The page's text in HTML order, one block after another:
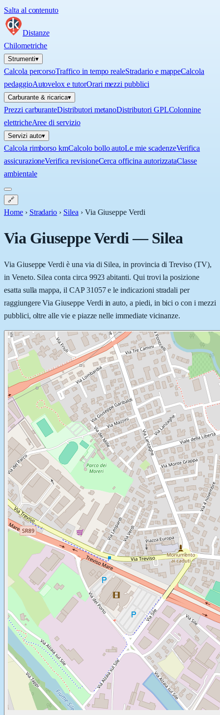
Salta al contenuto
Distanze
Chilometriche
Strumenti▾
Calcola percorsoTraffico in tempo realeStradario e mappeCalcola
pedaggioAutovelox e tutorOrari mezzi pubblici
Carburante & ricarica▾
Prezzi carburanteDistributori metanoDistributori GPLColonnine
elettricheAree di servizio
Servizi auto▾
Calcola rimborso kmCalcolo bollo autoLe mie scadenzeVerifica
assicurazioneVerifica revisioneCerca officina autorizzataClasse
ambientale
🔗
Home › Stradario › Silea › Via Giuseppe Verdi
Via Giuseppe Verdi—Silea
Via Giuseppe Verdi è una via di Silea, in provincia di Treviso (TV),
in Veneto. Silea conta circa 9923 abitanti. Qui trovi la posizione
esatta sulla mappa, il CAP 31057 e le indicazioni stradali per
raggiungere Via Giuseppe Verdi in auto, a piedi, in bici o con i mezzi
pubblici, oltre alle vie e piazze nelle immediate vicinanze.